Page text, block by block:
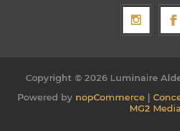
Copyright © 2026 Luminaire
Powered by nopCommerce|
MG2 Media